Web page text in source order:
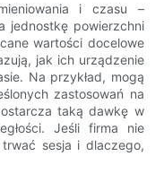
i czasu –
jednostkę powierzchni
wartości docelowe
jak ich urządzenie
Na przykład, mogą
zastosowań na
taką dawkę w
Jeśli firma nie
sesja i dlaczego,